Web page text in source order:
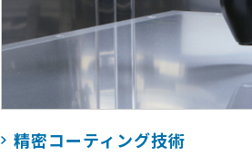
精密コーティング技術